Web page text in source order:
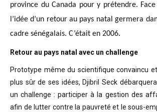
province du Canada pour y prétendre.
l’idée d’un retour au pays natal germera
cadre sénégalais. C’était en 2006.
Retour au pays natal avec un challenge
Prototype même du scientifique convaincu
plus sûr de ses idées, Djibril Seck
un challenge : participer à la gestion des
afin de lutter contre la pauvreté et le sous-